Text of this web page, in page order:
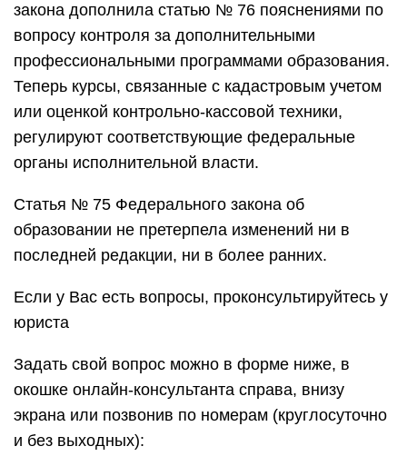
закона дополнила статью № 76 пояснениями по
вопросу контроля за дополнительными
профессиональными программами образования.
Теперь курсы, связанные с кадастровым учетом
или оценкой контрольно-кассовой техники,
регулируют соответствующие федеральные
органы исполнительной власти.
Статья № 75 Федерального закона об
образовании не претерпела изменений ни в
последней редакции, ни в более ранних.
Если у Вас есть вопросы, проконсультируйтесь у
юриста
Задать свой вопрос можно в форме ниже, в
окошке онлайн-консультанта справа, внизу
экрана или позвонив по номерам (круглосуточно
и без выходных):